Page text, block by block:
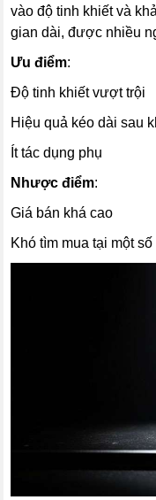
vào độ tinh khiết và
gian dài, được nhiều
Ưu điểm:
Độ tinh khiết vượt trội
Hiệu quả kéo dài sau
Ít tác dụng phụ
Nhược điểm:
Giá bán khá cao
Khó tìm mua tại một